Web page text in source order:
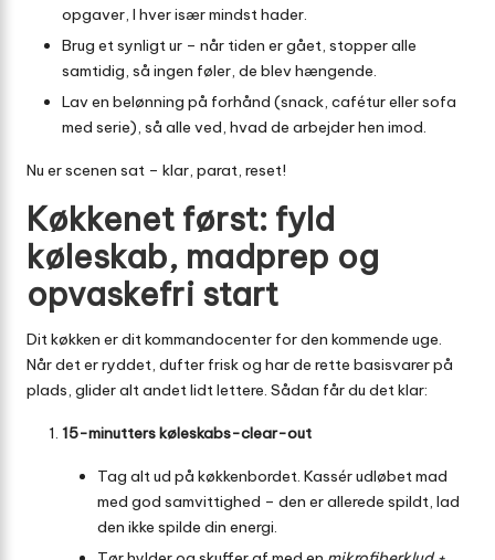
opgaver, I hver især mindst hader.
Brug et synligt ur – når tiden er gået, stopper alle
samtidig, så ingen føler, de blev hængende.
Lav en belønning på forhånd (snack, cafétur eller sofa
med serie), så alle ved, hvad de arbejder hen imod.
Nu er scenen sat – klar, parat, reset!
Køkkenet først: fyld
køleskab, madprep og
opvaskefri start
Dit køkken er dit kommandocenter for den kommende uge.
Når det er ryddet, dufter frisk og har de rette basisvarer på
plads, glider alt andet lidt lettere. Sådan får du det klar:
15-minutters køleskabs-clear-out
Tag alt ud på køkkenbordet. Kassér udløbet mad
med god samvittighed – den er allerede spildt, lad
den ikke spilde din energi.